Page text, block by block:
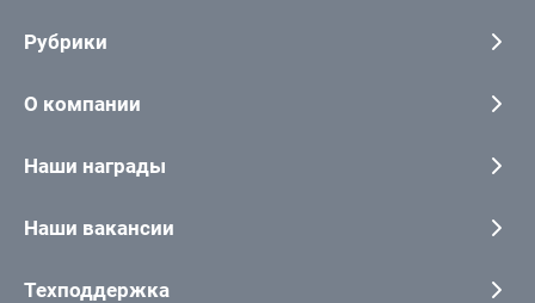
Рубрики
О компании
Наши награды
Наши вакансии
Техподдержка